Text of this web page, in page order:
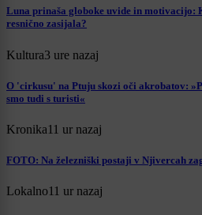
Luna prinaša globoke uvide in motivacijo:
resnično zasijala?
Kultura3 ure nazaj
O 'cirkusu' na Ptuju skozi oči akrobatov:
smo tudi s turisti«
Kronika11 ur nazaj
FOTO: Na železniški postaji v Njivercah
Lokalno11 ur nazaj